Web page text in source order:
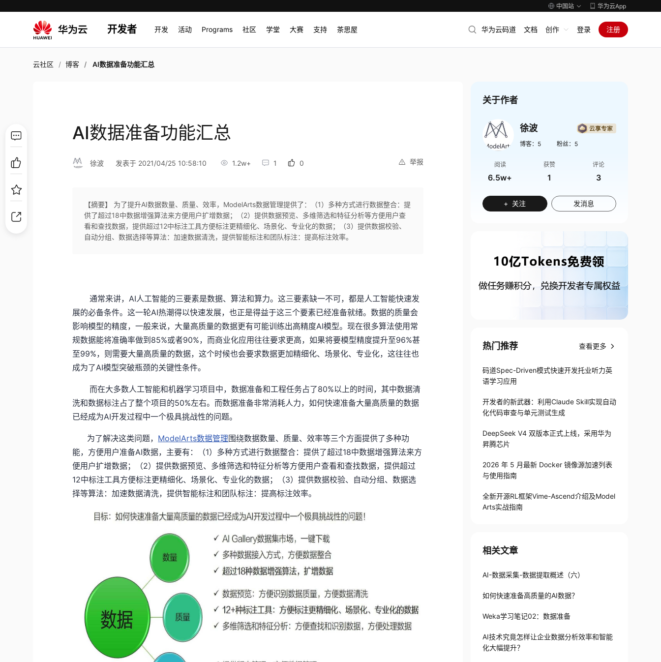
中国站 华为云App
开发者 开发 活动 Programs 社区 学堂 大赛 支持 茶思屋 华为云码道 文档 创作 登录 注册
云社区 博客 AI数据准备功能汇总
AI数据准备功能汇总
举报
徐波 发表于 2021/04/25 10:58:10 1.2w+ 1 0
【摘要】 为了提升AI数据数量、质量、效率，ModelArts数据管理提供了：（1）多种方式进行数据整合：提
供了超过18中数据增强算法来方便用户扩增数据；（2）提供数据预览、多维筛选和特征分析等方便用户查
看和查找数据，提供超过12中标注工具方便标注更精细化、场景化、专业化的数据；（3）提供数据校验、
自动分组、数据选择等算法：加速数据清洗，提供智能标注和团队标注：提高标注效率。
通常来讲，AI人工智能的三要素是数据、算法和算力。这三要素缺一不可，都是人工智能快速发
展的必备条件。这一轮AI热潮得以快速发展，也正是得益于这三个要素已经准备就绪。数据的质量会
影响模型的精度，一般来说，大量高质量的数据更有可能训练出高精度AI模型。现在很多算法使用常
规数据能将准确率做到85%或者90%，而商业化应用往往要求更高，如果将要模型精度提升至96%甚
至99%，则需要大量高质量的数据，这个时候也会要求数据更加精细化、场景化、专业化，这往往也
成为了AI模型突破瓶颈的关键性条件。
而在大多数人工智能和机器学习项目中，数据准备和工程任务占了80%以上的时间，其中数据清
洗和数据标注占了整个项目的50%左右。而数据准备非常消耗人力，如何快速准备大量高质量的数据
已经成为AI开发过程中一个极具挑战性的问题。
为了解决这类问题， ModelArts数据管理围绕数据数量、质量、效率等三个方面提供了多种功
能，方便用户准备AI数据，主要有：（1）多种方式进行数据整合：提供了超过18中数据增强算法来方
便用户扩增数据；（2）提供数据预览、多维筛选和特征分析等方便用户查看和查找数据，提供超过
12中标注工具方便标注更精细化、场景化、专业化的数据；（3）提供数据校验、自动分组、数据选
择等算法：加速数据清洗，提供智能标注和团队标注：提高标注效率。
关于作者
徐波
博客： 5 粉丝： 5
阅读
6.5w+
获赞
1
评论
3
+ 关注 发消息
热门推荐 查看更多
码道Spec-Driven模式快速开发托业听力英
语学习应用
开发者的新武器：利用Claude Skill实现自动
化代码审查与单元测试生成
DeepSeek V4 双版本正式上线，采用华为
昇腾芯片
2026 年 5 月最新 Docker 镜像源加速列表
与使用指南
全新开源RL框架Vime-Ascend介绍及Model
Arts实战指南
相关文章
AI-数据采集-数据提取概述（六）
如何快速准备高质量的AI数据？
Weka学习笔记02：数据准备
AI技术究竟怎样让企业数据分析效率和智能
化大幅提升？